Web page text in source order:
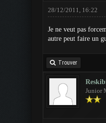
28/12/2011, 16:22
Je ne veut pas
autre peut faire un
Trouver
Junior